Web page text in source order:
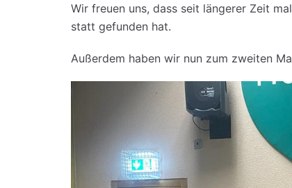
Wir freuen uns, dass seit längerer Zeit
statt gefunden hat.
Außerdem haben wir nun zum zweiten